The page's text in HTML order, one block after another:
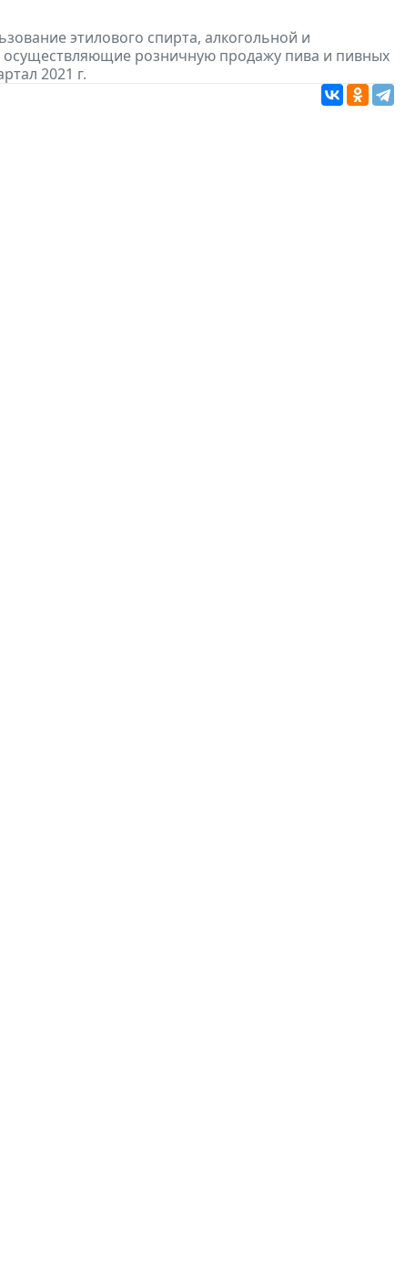
этилового спирта, алкогольной и
розничную продажу пива и пивных
2021 г.